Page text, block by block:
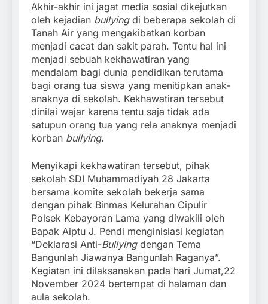
Akhir-akhir ini jagat media sosial dikejutkan
oleh kejadian bullying di beberapa sekolah di
Tanah Air yang mengakibatkan korban
menjadi cacat dan sakit parah. Tentu hal ini
menjadi sebuah kekhawatiran yang
mendalam bagi dunia pendidikan terutama
bagi orang tua siswa yang menitipkan anak-
anaknya di sekolah. Kekhawatiran tersebut
dinilai wajar karena tentu saja tidak ada
satupun orang tua yang rela anaknya menjadi
korban bullying.
Menyikapi kekhawatiran tersebut, pihak
sekolah SDI Muhammadiyah 28 Jakarta
bersama komite sekolah bekerja sama
dengan pihak Binmas Kelurahan Cipulir
Polsek Kebayoran Lama yang diwakili oleh
Bapak Aiptu J. Pendi menginisiasi kegiatan
“Deklarasi Anti-Bullyingdengan Tema
Bangunlah Jiawanya Bangunlah Raganya”.
Kegiatan ini dilaksanakan pada hari Jumat,22
November 2024 bertempat di halaman dan
aula sekolah.